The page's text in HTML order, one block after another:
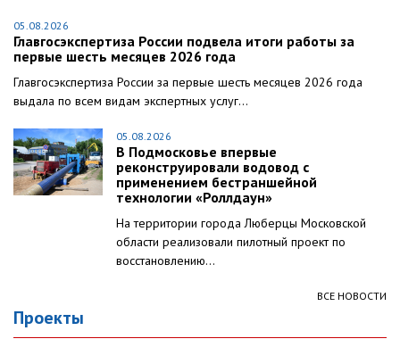
05.08.2026
Главгосэкспертиза России подвела итоги работы за
первые шесть месяцев 2026 года
Главгосэкспертиза России за первые шесть месяцев 2026 года
выдала по всем видам экспертных услуг...
05.08.2026
В Подмосковье впервые
реконструировали водовод с
применением бестраншейной
технологии «Роллдаун»
На территории города Люберцы Московской
области реализовали пилотный проект по
восстановлению...
ВСЕ НОВОСТИ
Проекты